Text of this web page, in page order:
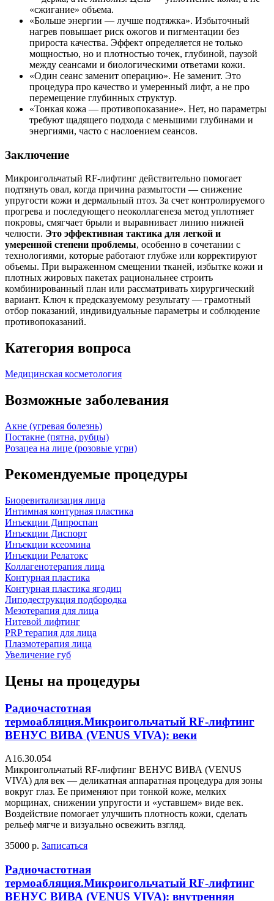
«сжигание» объема.
«Больше энергии — лучше подтяжка». Избыточный
нагрев повышает риск ожогов и пигментации без
прироста качества. Эффект определяется не только
мощностью, но и плотностью точек, глубиной, паузой
между сеансами и биологическими ответами кожи.
«Один сеанс заменит операцию». Не заменит. Это
процедура про качество и умеренный лифт, а не про
перемещение глубинных структур.
«Тонкая кожа — противопоказание». Нет, но параметры
требуют щадящего подхода с меньшими глубинами и
энергиями, часто с наслоением сеансов.
Заключение
Микроигольчатый RF‑лифтинг действительно помогает
подтянуть овал, когда причина размытости — снижение
упругости кожи и дермальный птоз. За счет контролируемого
прогрева и последующего неоколлагенеза метод уплотняет
покровы, смягчает брыли и выравнивает линию нижней
челюсти. Это эффективная тактика для легкой и
умеренной степени проблемы, особенно в сочетании с
технологиями, которые работают глубже или корректируют
объемы. При выраженном смещении тканей, избытке кожи и
плотных жировых пакетах рациональнее строить
комбинированный план или рассматривать хирургический
вариант. Ключ к предсказуемому результату — грамотный
отбор показаний, индивидуальные параметры и соблюдение
противопоказаний.
Категория вопроса
Медицинская косметология
Возможные заболевания
Акне (угревая болезнь)
Постакне (пятна, рубцы)
Розацеа на лице (розовые угри)
Рекомендуемые процедуры
Биоревитализация лица
Интимная контурная пластика
Инъекции Дипроспан
Инъекции Диспорт
Инъекции ксеомина
Инъекции Релатокс
Коллагенотерапия лица
Контурная пластика
Контурная пластика ягодиц
Липодеструкция подбородка
Мезотерапия для лица
Нитевой лифтинг
PRP терапия для лица
Плазмотерапия лица
Увеличение губ
Цены на процедуры
Радиочастотная
термоабляция.Микроигольчатый RF-лифтинг
ВЕНУС ВИВА (VENUS VIVA): веки
А16.30.054
Микроигольчатый RF-лифтинг ВЕНУС ВИВА (VENUS
VIVA) для век — деликатная аппаратная процедура для зоны
вокруг глаз. Ее применяют при тонкой коже, мелких
морщинах, снижении упругости и «уставшем» виде век.
Воздействие помогает улучшить плотность кожи, сделать
рельеф мягче и визуально освежить взгляд.
35000 р. Записаться
Радиочастотная
термоабляция.Микроигольчатый RF-лифтинг
ВЕНУС ВИВА (VENUS VIVA): внутренняя